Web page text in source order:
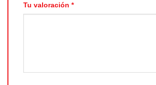
Tu valoración *